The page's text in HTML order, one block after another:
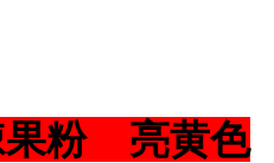
果粉 亮黄色